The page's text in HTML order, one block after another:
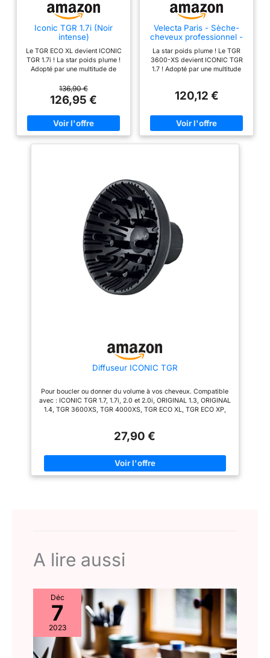
Iconic TGR 1.7i (Noir
intense)
Le TGR ECO XL devient ICONIC
TGR 1.7i ! La star poids plume !
Adopté par une multitude de
l’étranger, il est le petit «
chouchou » des coiffeurs. Ce
sèche-cheveux professionnel
allie légèreté et maniabilité pour
des coiffages précis en deux
temps, trois mouvements. Le
fonctionnement silencieux, sa
puissance et son débit
ajustable ont fait son succès. Le
+ produit : Prévention TMS Ce
modèle est équipé d’une prise
européenne aux normes CE
(220/240 Volts, non compatible
avec la Suisse).
136,90 €
126,95 €
Velecta Paris - Sèche-
cheveux professionnel -
poudré
La star poids plume ! Le TGR
3600-XS devient ICONIC TGR
1.7 ! Adopté par une multitude
chouchou » des coiffeurs. Ce
allie légèreté et maniabilité pour
des coiffages précis en deux
temps, trois mouvements. Le
fonctionnement silencieux, sa
ajustable ont fait son succès. Le
+ produit : Prévention TMS Ce
modèle est équipé d’une prise
européenne aux normes CE
(220/240 Volts, non compatible
avec la Suisse).
120,12 €
Diffuseur ICONIC TGR
Pour boucler ou donner du volume à vos cheveux. Compatible
avec : ICONIC TGR 1.7, 1.7i, 2.0 et 2.0i, ORIGINAL 1.3, ORIGINAL
1.4, TGR 3600XS, TGR 4000XS, TGR ECO XL, TGR ECO XP,
27,90 €
A lire aussi
Déc
7
2023